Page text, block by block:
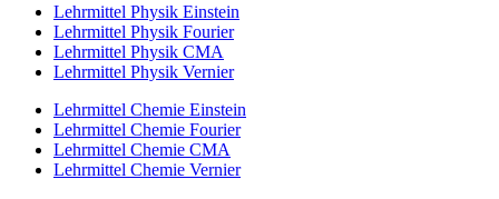
Lehrmittel Physik Einstein
Lehrmittel Physik Fourier
Lehrmittel Physik CMA
Lehrmittel Physik Vernier
Lehrmittel Chemie Einstein
Lehrmittel Chemie Fourier
Lehrmittel Chemie CMA
Lehrmittel Chemie Vernier